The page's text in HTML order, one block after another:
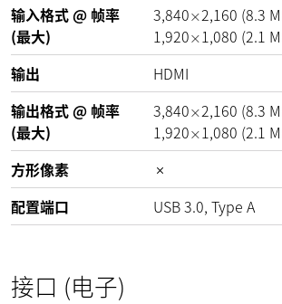
输入格式 @ 帧率
(最大)
3,840×2,160 (8.3
1,920×1,080 (2.1
输出
HDMI
输出格式 @ 帧率
(最大)
3,840×2,160 (8.3
1,920×1,080 (2.1
方形像素
配置端口
USB 3.0, Type A
接口 (电子)